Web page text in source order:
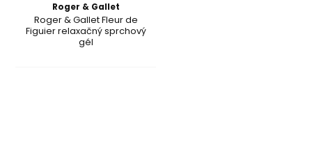
Roger & Gallet
Roger & Gallet Fleur de
Figuier relaxačný sprchový
gél